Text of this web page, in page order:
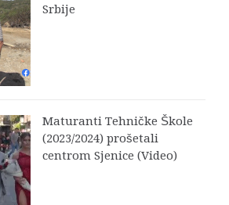
Srbije
Maturanti Tehničke Škole
(2023/2024) prošetali
centrom Sjenice (Video)